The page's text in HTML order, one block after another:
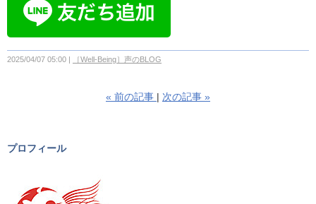
2025/04/07 05:00 ［Well-Being］声のBLOG
« 前の記事 次の記事 »
プロフィール